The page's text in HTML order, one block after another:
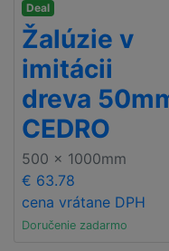
Deal
Žalúzie v
imitácii
dreva
CEDRO
500 x 1000mm
€ 63.78
cena vrátane DPH
Doručenie zadarmo